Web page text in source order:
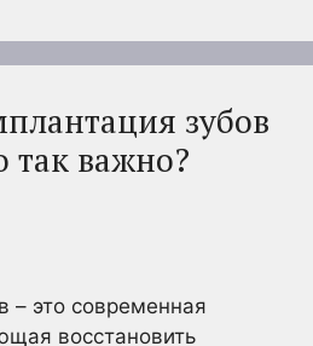
зубов
так важно?
– это современная
восстановить